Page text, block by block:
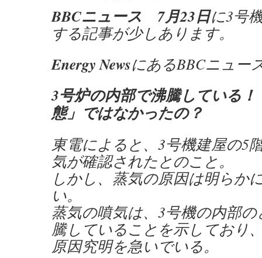
BBCニュース 7月23日に3号
する記事が少しあります。
Energy NewsにあるBBCニュー
3号炉の内部で沸騰している
態」ではなかったの？
東電によると、3号機建屋の5
気が確認されたとのこと。
しかし、蒸気の原因は明らか
い。
蒸気の噴気は、3号機の内部
騰していることを示しており
原因究明を急いでいる。